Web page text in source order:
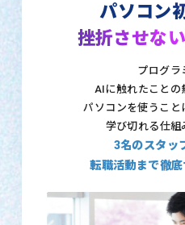
パソコン
挫折させない
プログラ
AIに触れたことの
パソコンを使うこと
学び切れる仕組
3名のスタッ
転職活動まで徹